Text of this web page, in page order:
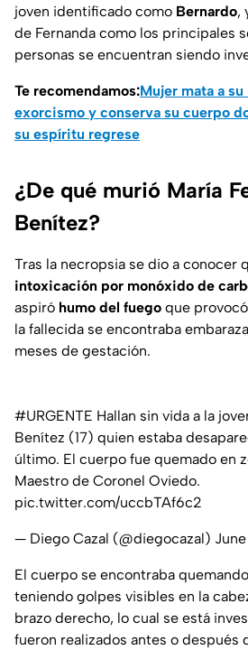
joven identificado como Bernardo,
de Fernanda como los principales
personas se encuentran siendo
Te recomendamos:Mujer mata a
exorcismo y conserva su cuerpo
su espíritu regrese
¿De qué murió María
Benítez?
Tras la necropsia se dio a conocer
intoxicación por monóxido de
aspiró humo del fuego que
la fallecida se encontraba
meses de gestación.
#URGENTE Hallan sin vida a la
Benítez (17) quien estaba
último. El cuerpo fue quemado en
Maestro de Coronel Oviedo.
pic.twitter.com/uccbTAf6c2
— Diego Cazal (@diegocazal)
El cuerpo se encontraba
teniendo golpes visibles en la
brazo derecho, lo cual se está
fueron realizados antes o después